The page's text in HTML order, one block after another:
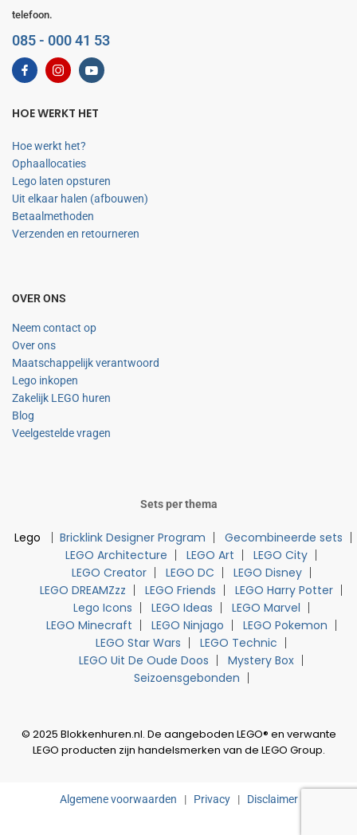
telefoon.
085 - 000 41 53
HOE WERKT HET
Hoe werkt het?
Ophaallocaties
Lego laten opsturen
Uit elkaar halen (afbouwen)
Betaalmethoden
Verzenden en retourneren
OVER ONS
Neem contact op
Over ons
Maatschappelijk verantwoord
Lego inkopen
Zakelijk LEGO huren
Blog
Veelgestelde vragen
Sets per thema
Lego Bricklink Designer Program
Gecombineerde sets
LEGO Architecture
LEGO Art
LEGO City
LEGO Creator
LEGO DC
LEGO Disney
LEGO DREAMZzz
LEGO Friends
LEGO Harry Potter
Lego Icons
LEGO Ideas
LEGO Marvel
LEGO Minecraft
LEGO Ninjago
LEGO Pokemon
LEGO Star Wars
LEGO Technic
LEGO Uit De Oude Doos
Mystery Box
Seizoensgebonden
© 2025 Blokkenhuren.nl. De aangeboden LEGO® en verwante
LEGO producten zijn handelsmerken van de LEGO Group.
Algemene voorwaarden | Privacy| Disclaimer